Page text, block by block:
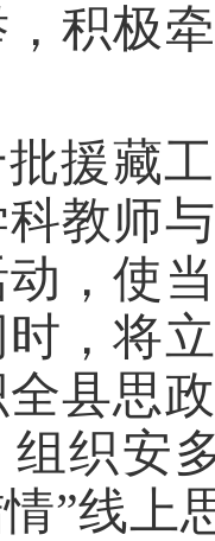
积极
援藏
教师
，使
，将
县思
织安
”线上